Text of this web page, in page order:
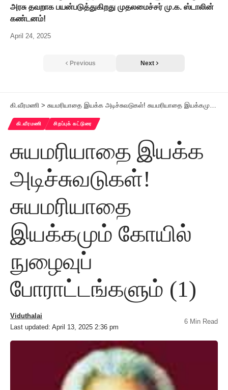
அரசு தவறாக பயன்படுத்துகிறது முதலமைச்சர் மு.க. ஸ்டாலின்
கண்டனம்!
April 24, 2025
Previous Next
கி.வீரமணி > சுயமரியாதை இயக்க அடிச்சுவடுகள்! சுயமரியாதை இயக்கமும் கோயில் நுழைவுப் போராட்டங்களும் (1)
கி.வீரமணி சிறப்புக் கட்டுரை
சுயமரியாதை இயக்க
அடிச்சுவடுகள்!
சுயமரியாதை
இயக்கமும் கோயில்
நுழைவுப்
போராட்டங்களும் (1)
Last updated: April 13, 2025 2:36 pm
Viduthalai
6 Min Read